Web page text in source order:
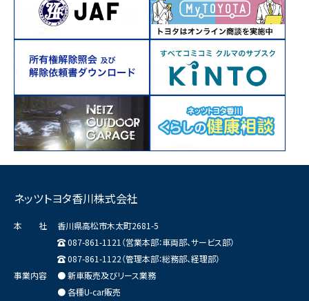
ネッツトヨタ香川株式会社
本 社
香川県高松市木太町2681-5
087-861-1121（営業本部：車両部、サービス部）
087-861-1122（管理本部：総務部、経理部）
事業内容
● 新車販売及びリース業務
● 各種U-car販売